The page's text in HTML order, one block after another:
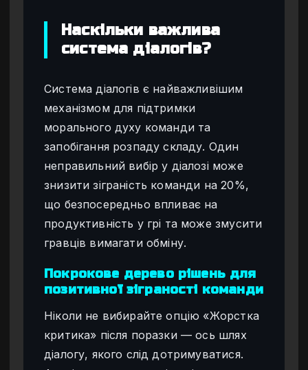
Наскільки важлива
система діалогів?
Система діалогів є найважливішим
механізмом для підтримки
морального духу команди та
запобігання розпаду складу. Один
неправильний вибір у діалозі може
знизити зіграність команди на 20%,
що безпосередньо впливає на
продуктивність у грі та може змусити
гравців вимагати обміну.
Покрокове дерево рішень для
позитивної зіграності команди
Ніколи не вибирайте опцію «Жорстка
критика» після поразки — ось шлях
діалогу, якого слід дотримуватися.